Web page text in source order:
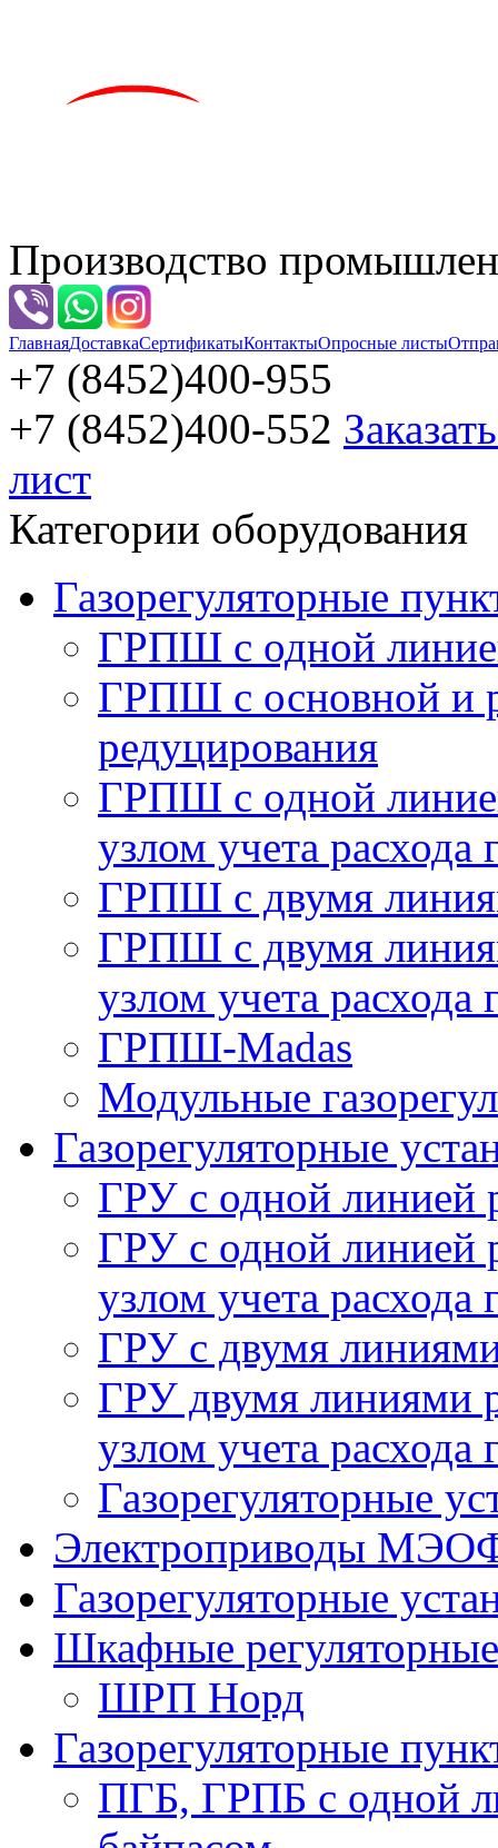
Производство
ГлавнаяДоставкаСертификатыКонтактыОпросные листы
+7 (8452)400-955
+7 (8452)400-552
лист
Категории оборудования
Газорегуляторные
ГРПШ с одной
ГРПШ с основной и
редуцирования
ГРПШ с одной
узлом учета расхода
ГРПШ с двумя
ГРПШ с двумя
узлом учета расхода
ГРПШ-Madas
Модульные
Газорегуляторные
ГРУ с одной линией
ГРУ с одной линией
узлом учета расхода
ГРУ с двумя
ГРУ двумя линиями
узлом учета расхода
Газорегуляторные
Электроприводы
Газорегуляторные
Шкафные
ШРП Норд
Газорегуляторные
ПГБ, ГРПБ с одной